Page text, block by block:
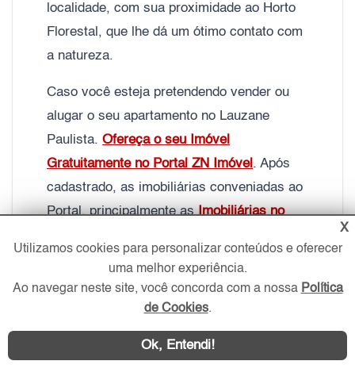
localidade, com sua proximidade ao Horto
Florestal, que lhe dá um ótimo contato com
a natureza.
Caso você esteja pretendendo vender ou
alugar o seu apartamento no Lauzane
Paulista. Ofereça o seu Imóvel
Gratuitamente no Portal ZN Imóvel. Após
cadastrado, as imobiliárias conveniadas ao
Portal, principalmente asImobiliárias no
venda, dando mais segurança jurídica ao
negócio.
X
Utilizamos cookies para personalizar conteúdos e oferecer
uma melhor experiência.
Ao navegar neste site, você concorda com a nossa Política
de Cookies.
Ok, Entendi!